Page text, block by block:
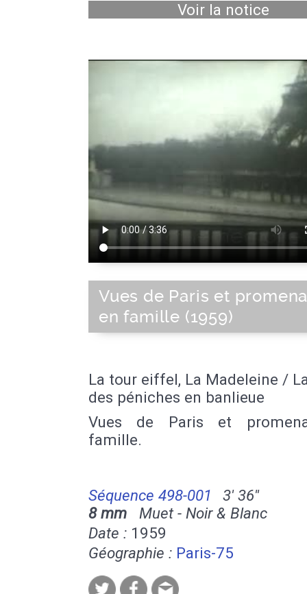
Voir la notice
Vues de Paris et
en famille (1959)
La tour eiffel, La Madeleine /
des péniches en banlieue
Vues de Paris et
famille.
Séquence 498-001
3' 36''
8 mm Muet - Noir & Blanc
Date : 1959
Géographie : Paris-75